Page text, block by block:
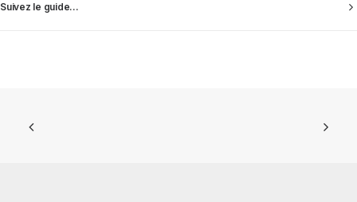
Suivez le guide...